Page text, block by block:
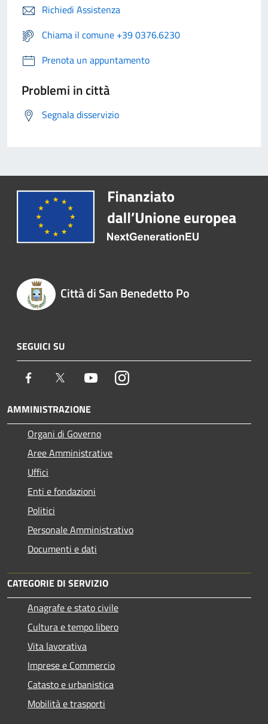
Richiedi Assistenza
Chiama il comune +39 0376.6230
Prenota un appuntamento
Problemi in città
Segnala disservizio
Città di San Benedetto Po
SEGUICI SU
Facebook Twitter YoutubeInstagram
AMMINISTRAZIONE
Organi di Governo
Aree Amministrative
Uffici
Enti e fondazioni
Politici
Personale Amministrativo
Documenti e dati
CATEGORIE DI SERVIZIO
Anagrafe e stato civile
Cultura e tempo libero
Vita lavorativa
Imprese e Commercio
Catasto e urbanistica
Mobilità e trasporti